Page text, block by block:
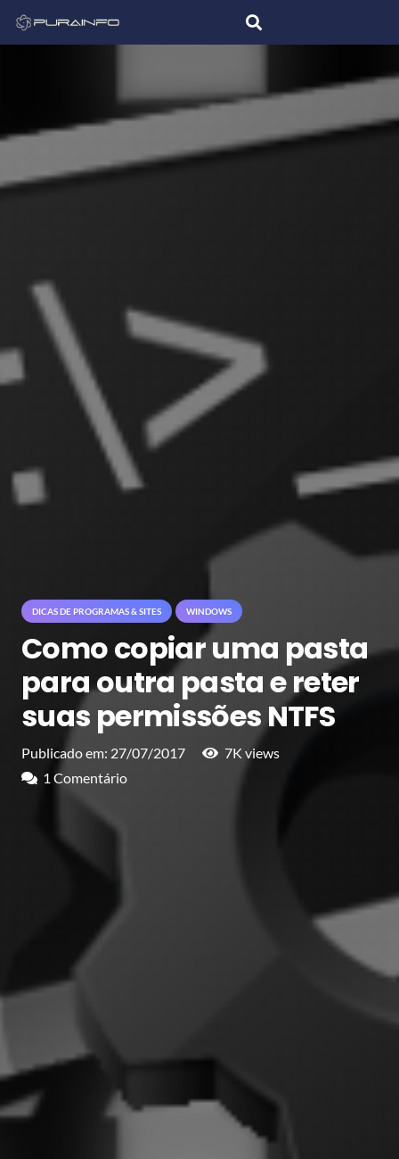
DICAS DE PROGRAMAS & SITES WINDOWS
Como copiar uma pasta
para outra pasta e reter
suas permissões NTFS
Publicado em: 27/07/2017 7K views
1Comentário